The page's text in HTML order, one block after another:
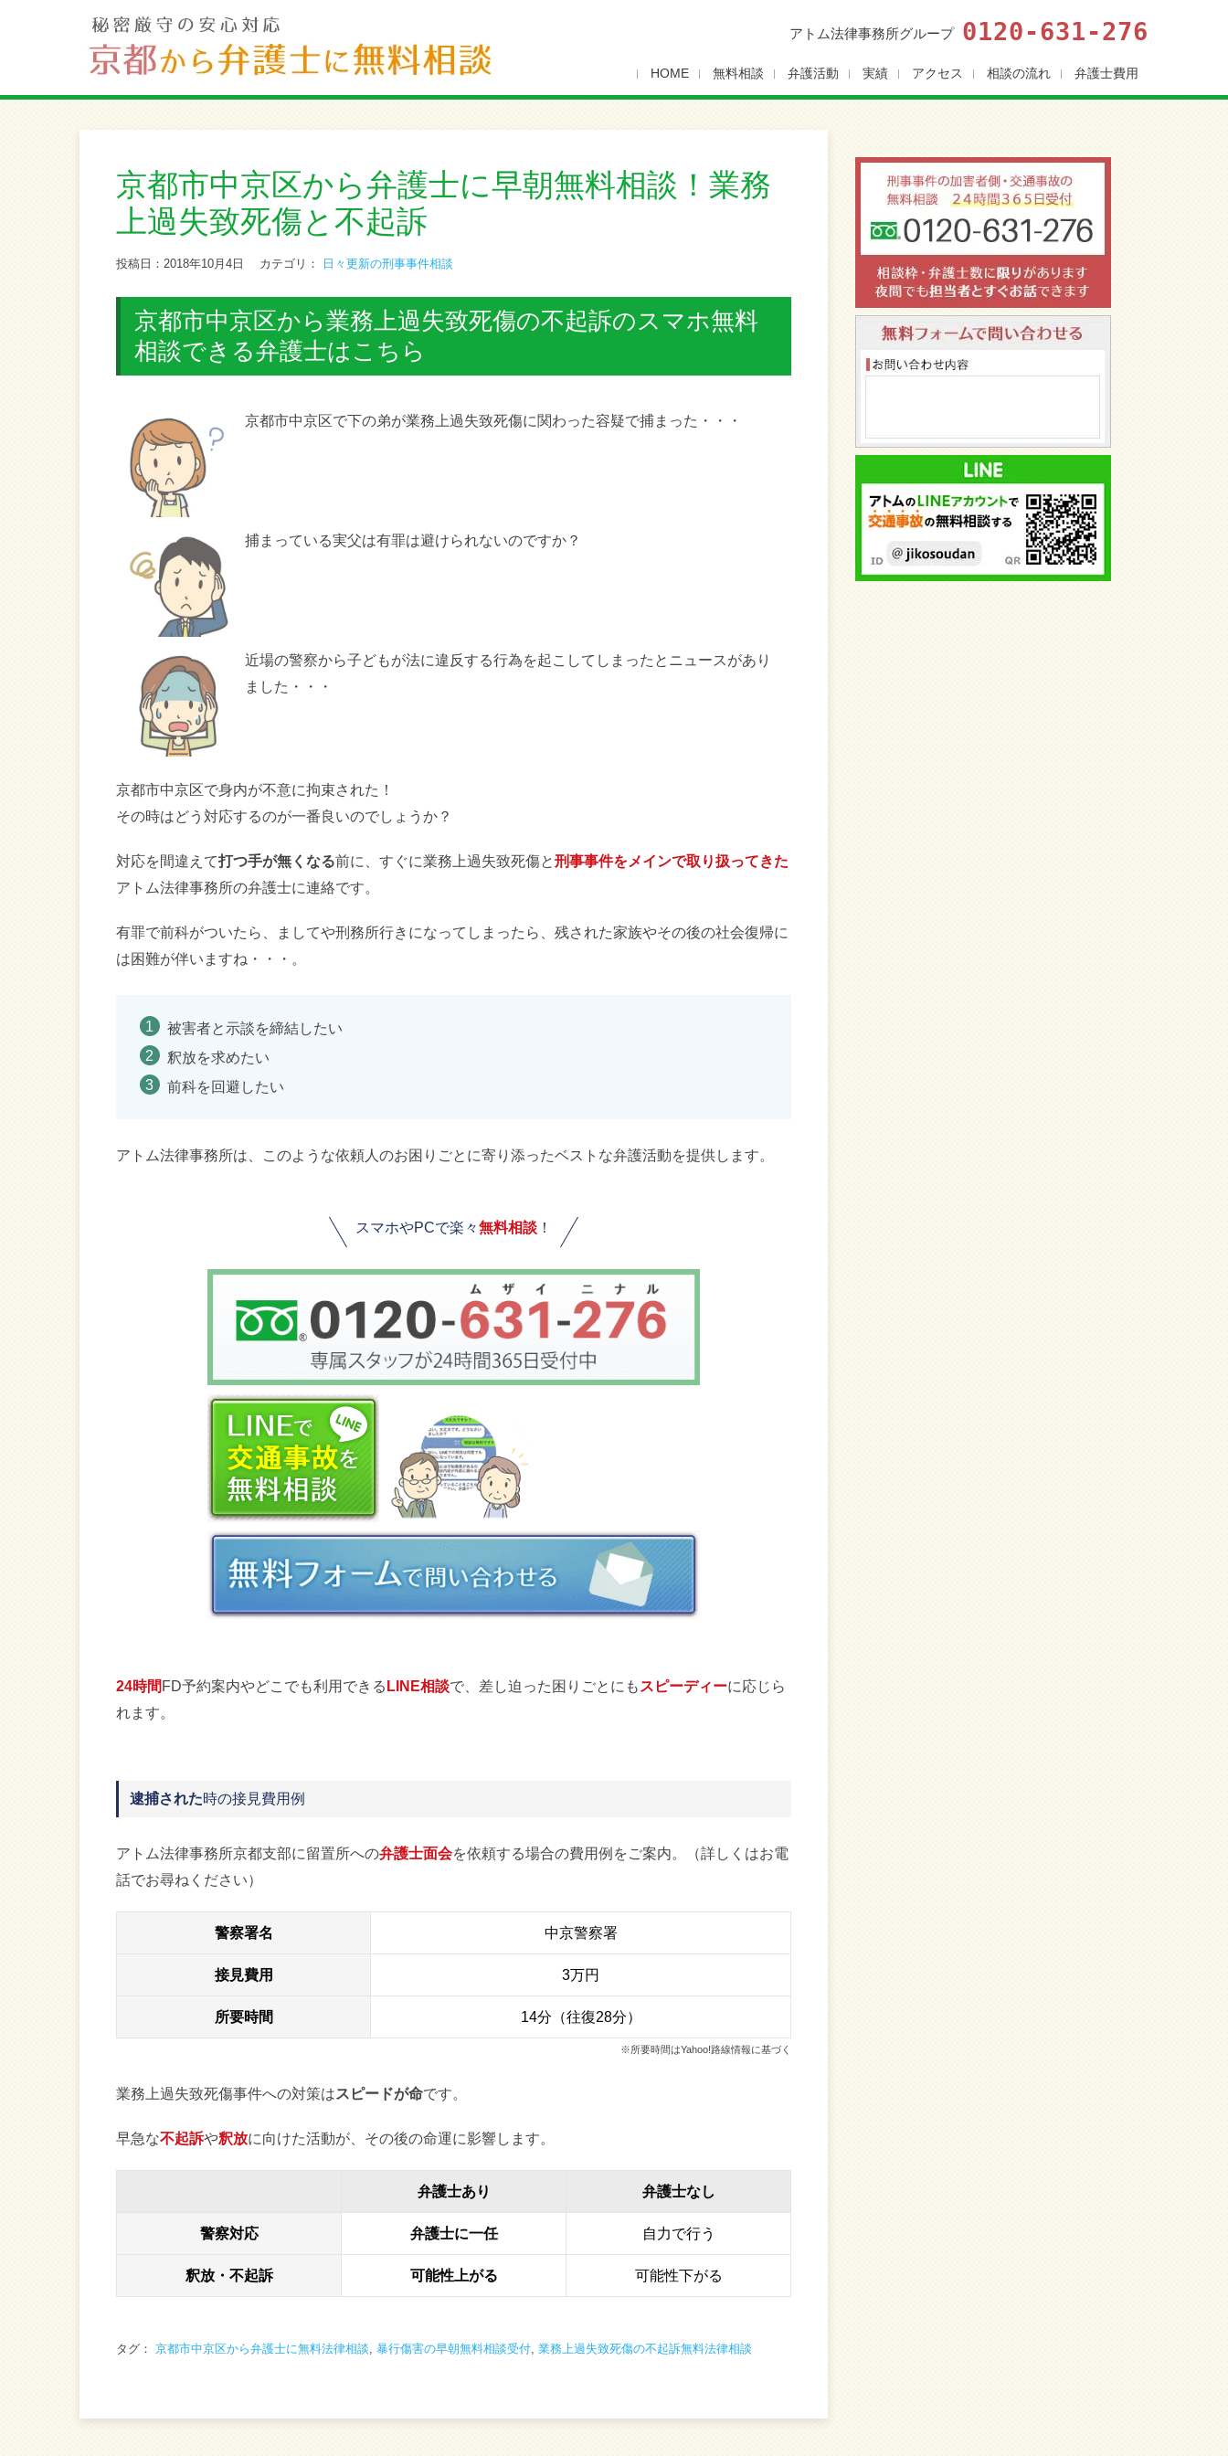
アトム法律事務所グループ 0120-631-276
HOME 無料相談 弁護活動 実績 アクセス 相談の流れ 弁護士費用
京都市中京区から弁護士に早朝無料相談！業務
上過失致死傷と不起訴
投稿日：2018年10月4日 カテゴリ： 日々更新の刑事事件相談
京都市中京区から業務上過失致死傷の不起訴のスマホ無料
相談できる弁護士はこちら
京都市中京区で下の弟が業務上過失致死傷に関わった容疑で捕まった・・・
捕まっている実父は有罪は避けられないのですか？
近場の警察から子どもが法に違反する行為を起こしてしまったとニュースがあり
ました・・・
京都市中京区で身内が不意に拘束された！
その時はどう対応するのが一番良いのでしょうか？
対応を間違えて打つ手が無くなる前に、すぐに業務上過失致死傷と刑事事件をメインで取り扱ってきた
アトム法律事務所の弁護士に連絡です。
有罪で前科がついたら、ましてや刑務所行きになってしまったら、残された家族やその後の社会復帰に
は困難が伴いますね・・・。
被害者と示談を締結したい
釈放を求めたい
前科を回避したい
アトム法律事務所は、このような依頼人のお困りごとに寄り添ったベストな弁護活動を提供します。
スマホやPCで楽々無料相談 ！
24時間FD予約案内やどこでも利用できるLINE相談で、差し迫った困りごとにも スピーディーに応じら
れます。
逮捕された時の接見費用例
アトム法律事務所京都支部に留置所への弁護士面会を依頼する場合の費用例をご案内。（詳しくはお電
話でお尋ねください）
警察署名 中京警察署
接見費用 3万円
所要時間 14分（往復28分）
※所要時間はYahoo!路線情報に基づく
業務上過失致死傷事件への対策はスピードが命です。
早急な不起訴や釈放に向けた活動が、その後の命運に影響します。
弁護士あり 弁護士なし
警察対応 弁護士に一任 自力で行う
釈放・不起訴 可能性上がる 可能性下がる
タグ： 京都市中京区から弁護士に無料法律相談 暴行傷害の早朝無料相談受付 業務上過失致死傷の不起訴無料法律相談